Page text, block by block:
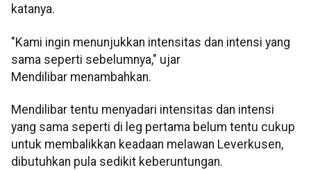
katanya.
"Kami ingin menunjukkan intensitas dan intensi yang
sama seperti sebelumnya," ujar
Mendilibar menambahkan.
Mendilibar tentu menyadari intensitas dan intensi
yang sama seperti di leg pertama belum tentu cukup
untuk membalikkan keadaan melawan Leverkusen,
dibutuhkan pula sedikit keberuntungan.